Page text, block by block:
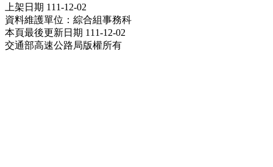
上架日期 111-12-02
資料維護單位：綜合組事務科
本頁最後更新日期 111-12-02
交通部高速公路局版權所有